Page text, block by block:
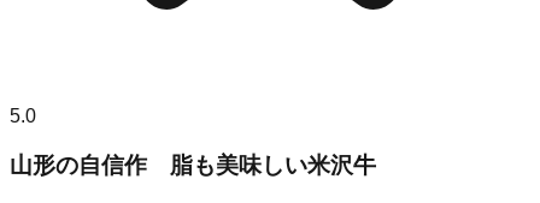
5.0
山形の自信作 脂も美味しい米沢牛